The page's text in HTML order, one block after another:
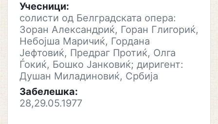
Учесници:
солисти од Белградската опера:
Зоран Александриќ, Горан Глигориќ,
Небојша Маричиќ, Гордана
Јефтовиќ, Предраг Протиќ, Олга
Ѓокиќ, Бошко Јанковиќ; диригент:
Душан Миладиновиќ, Србија
Забелешка:
28,29.05.1977